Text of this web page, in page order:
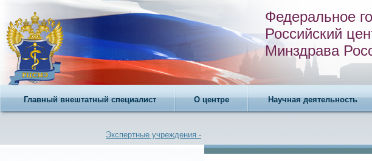
Федеральное
Российский
Минздрава
Главный внештатный специалист О центре Научная деятельность
Экспертные учреждения -